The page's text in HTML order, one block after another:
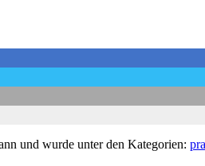
und wurde unter den Kategorien: